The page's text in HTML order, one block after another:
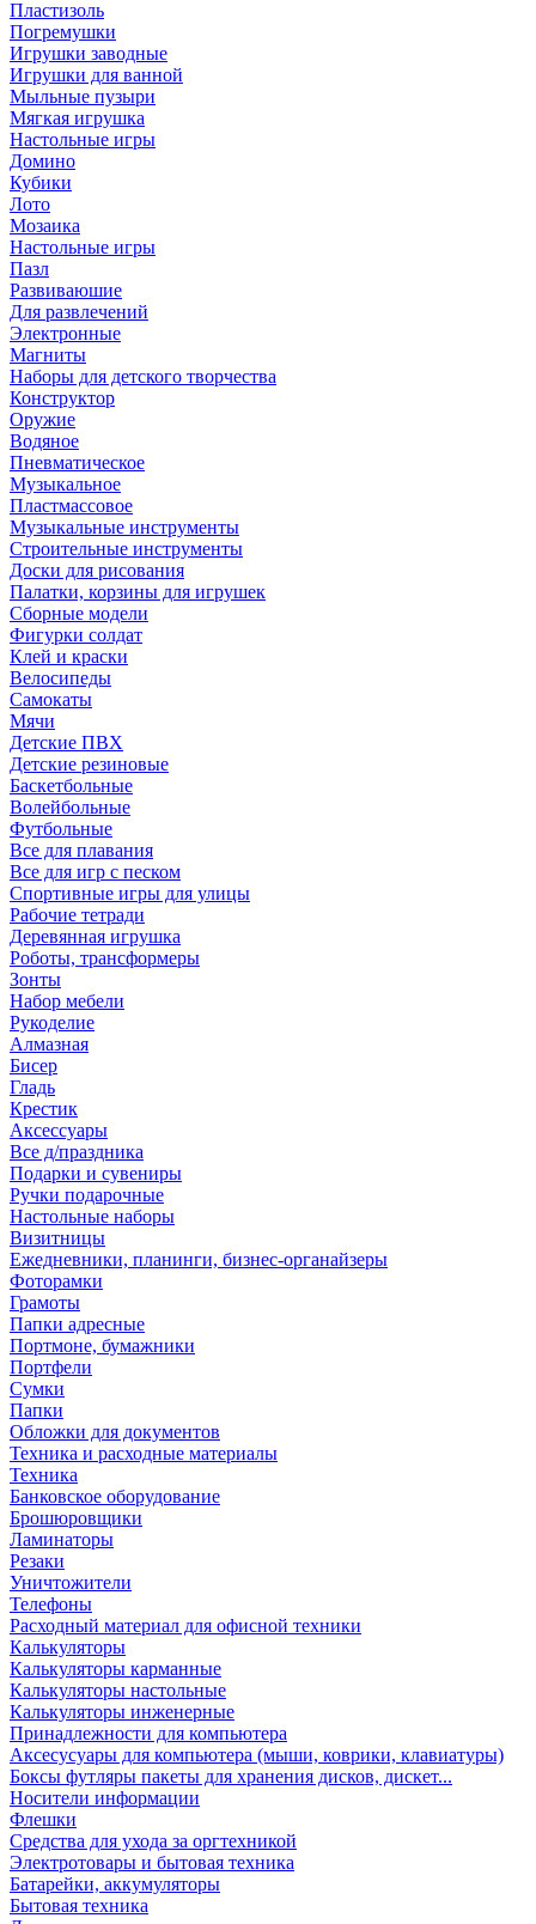
Пластизоль
Погремушки
Игрушки заводные
Игрушки для ванной
Мыльные пузыри
Мягкая игрушка
Настольные игры
Домино
Кубики
Лото
Мозаика
Настольные игры
Пазл
Развиваюшие
Для развлечений
Электронные
Магниты
Наборы для детского творчества
Конструктор
Оружие
Водяное
Пневматическое
Музыкальное
Пластмассовое
Музыкальные инструменты
Строительные инструменты
Доски для рисования
Палатки, корзины для игрушек
Сборные модели
Фигурки солдат
Клей и краски
Велосипеды
Самокаты
Мячи
Детские ПВХ
Детские резиновые
Баскетбольные
Волейбольные
Футбольные
Все для плавания
Все для игр с песком
Спортивные игры для улицы
Рабочие тетради
Деревянная игрушка
Роботы, трансформеры
Зонты
Набор мебели
Рукоделие
Алмазная
Бисер
Гладь
Крестик
Аксессуары
Все д/праздника
Подарки и сувениры
Ручки подарочные
Настольные наборы
Визитницы
Ежедневники, планинги, бизнес-органайзеры
Фоторамки
Грамоты
Папки адресные
Портмоне, бумажники
Портфели
Сумки
Папки
Обложки для документов
Техника и расходные материалы
Техника
Банковское оборудование
Брошюровщики
Ламинаторы
Резаки
Уничтожители
Телефоны
Расходный материал для офисной техники
Калькуляторы
Калькуляторы карманные
Калькуляторы настольные
Калькуляторы инженерные
Принадлежности для компьютера
Аксесусуары для компьютера (мыши, коврики, клавиатуры)
Боксы футляры пакеты для хранения дисков, дискет...
Носители информации
Флешки
Средства для ухода за оргтехникой
Электротовары и бытовая техника
Батарейки, аккумуляторы
Бытовая техника